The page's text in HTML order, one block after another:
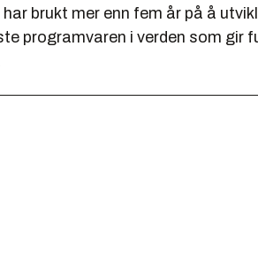
brukt mer enn fem år på å
programvaren i verden som gir